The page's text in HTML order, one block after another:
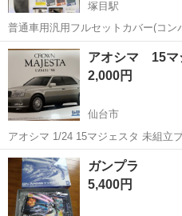
塚目駅
普通車用汎用フルセットカバー(コ
装着OK。 色ブラックになります。
みがありますので 神経質な方こだ
クレームノーリターンでお願...
宮城 大崎市 模型
アオシマ 15マ
2,000円
仙台市
アオシマ 1/24 15マジェスタ 未組立プラモデルになります。 中古品の
為、外箱に傷み等あります。 詳しくは画像をご確認ください！ NC.NR
でお願いしたいので質問等ありまし
宮城 仙台市 模型、プラモデ
ガンプラ
5,400円